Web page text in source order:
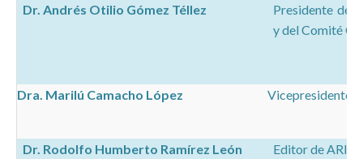
Dr. Andrés Otilio Gómez Téllez
Presidente de
y del Comité
Dra. Marilú Camacho López Vicepresidente
Dr. Rodolfo Humberto Ramírez León Editor de